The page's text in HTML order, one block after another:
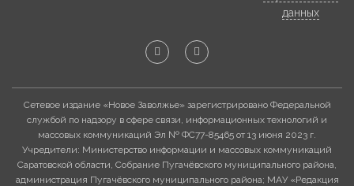
данных
Сетевое издание «Новое Заволжье» зарегистрировано Федеральной
службой по надзору в сфере связи, информационных технологий и
массовых коммуникаций Эл № ФС77-85465 от 13 июня 2023 г.
Учредители: Министерство информации и массовых коммуникаций
Саратовской области, Собрание Пугачёвского муниципального района,
администрация Пугачёвского муниципального района; МАУ «Редакция